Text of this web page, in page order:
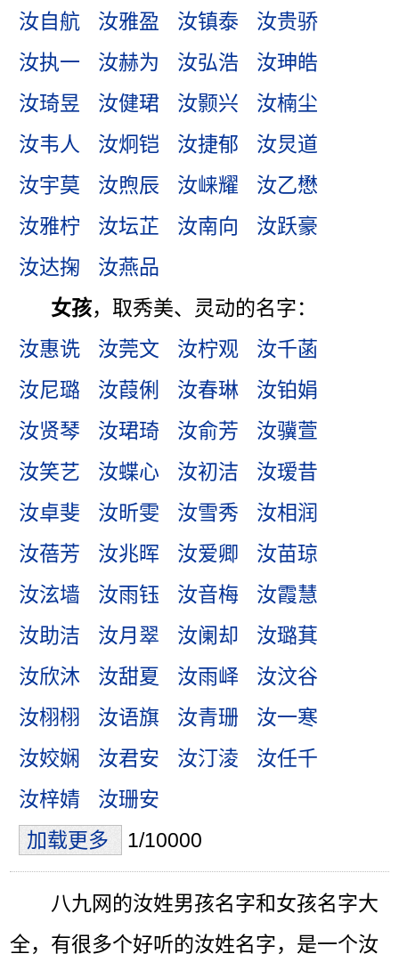
汝自航
汝雅盈 汝镇泰
汝贵骄
汝执一
汝赫为 汝弘浩
汝珅皓
汝琦昱
汝健珺 汝颢兴
汝楠尘
汝韦人
汝炯铠 汝捷郁
汝炅道
汝宇莫
汝煦辰 汝崃耀
汝乙懋
汝雅柠
汝坛芷 汝南向
汝跃豪
汝达掬
汝燕品
女孩，取秀美、灵动的名字：
汝惠诜
汝莞文 汝柠观
汝千菡
汝尼璐
汝葭俐 汝春琳
汝铂娟
汝贤琴
汝珺琦 汝俞芳
汝骥萱
汝笑艺
汝蝶心 汝初洁
汝瑷昔
汝卓斐
汝昕雯 汝雪秀
汝相润
汝蓓芳
汝兆晖 汝爱卿
汝苗琼
汝泫墙
汝雨钰 汝音梅
汝霞慧
汝助洁
汝月翠 汝阑却
汝璐萁
汝欣沐
汝甜夏 汝雨峄
汝汶谷
汝栩栩
汝语旗 汝青珊
汝一寒
汝姣娴
汝君安 汝汀淩
汝任千
汝梓婧
汝珊安
加载更多
1/10000
八九网的汝姓男孩名字和女孩名字大
全，有很多个好听的汝姓名字，是一个汝